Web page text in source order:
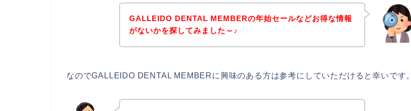
GALLEIDO DENTAL MEMBERの年始セールなどお得な情報
がないかを探してみました～♪
なのでGALLEIDO DENTAL MEMBERに興味のある方は参考にしていただけると幸いです。